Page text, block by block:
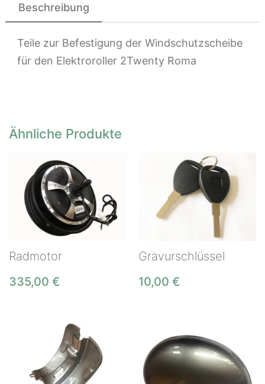
Beschreibung
Teile zur Befestigung der Windschutzscheibe
für den Elektroroller 2Twenty Roma
Ähnliche Produkte
Radmotor
335,00 €
Gravurschlüssel
10,00 €